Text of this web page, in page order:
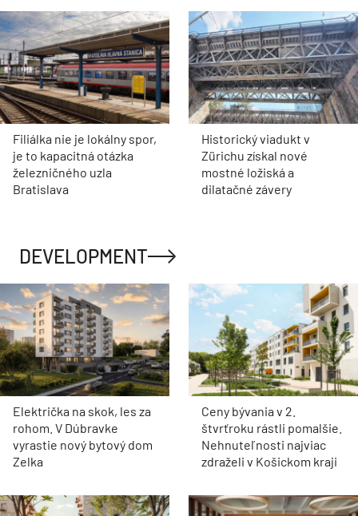
Filiálka nie je lokálny spor,
je to kapacitná otázka
železničného uzla
Bratislava
Historický viadukt v
Zürichu získal nové
mostné ložiská a
dilatačné závery
DEVELOPMENT
Električka na skok, les za
rohom. V Dúbravke
vyrastie nový bytový dom
Zelka
Ceny bývania v 2.
štvrťroku rástli pomalšie.
Nehnuteľnosti najviac
zdraželi v Košickom kraji